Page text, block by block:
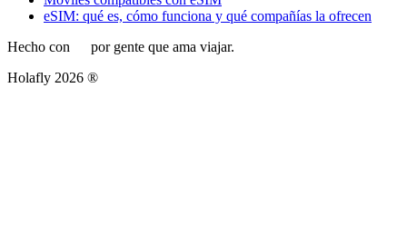
eSIM: qué es, cómo funciona y qué compañías la ofrecen
Hecho con
por gente que ama viajar.
Holafly 2026 ®